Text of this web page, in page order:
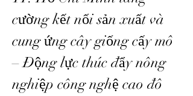
cường kết nối sản xuất và
cung ứng cây giống cấy mô
– Động lực thúc đẩy nông
nghiệp công nghệ cao đô